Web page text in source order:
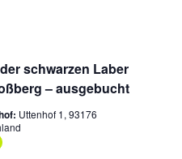
schwarzen Laber
– ausgebucht
Uttenhof 1, 93176